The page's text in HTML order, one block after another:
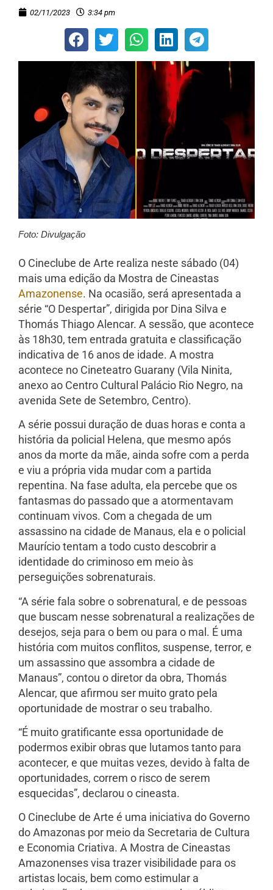
02/11/2023 3:34 pm
Foto: Divulgação
O Cineclube de Arte realiza neste sábado (04)
mais uma edição da Mostra de Cineastas
Amazonense. Na ocasião, será apresentada a
série “O Despertar”, dirigida por Dina Silva e
Thomás Thiago Alencar. A sessão, que acontece
às 18h30, tem entrada gratuita e classificação
indicativa de 16 anos de idade. A mostra
acontece no Cineteatro Guarany (Vila Ninita,
anexo ao Centro Cultural Palácio Rio Negro, na
avenida Sete de Setembro, Centro).
A série possui duração de duas horas e conta a
história da policial Helena, que mesmo após
anos da morte da mãe, ainda sofre com a perda
e viu a própria vida mudar com a partida
repentina. Na fase adulta, ela percebe que os
fantasmas do passado que a atormentavam
continuam vivos. Com a chegada de um
assassino na cidade de Manaus, ela e o policial
Maurício tentam a todo custo descobrir a
identidade do criminoso em meio às
perseguições sobrenaturais.
“A série fala sobre o sobrenatural, e de pessoas
que buscam nesse sobrenatural a realizações de
desejos, seja para o bem ou para o mal. É uma
história com muitos conflitos, suspense, terror, e
um assassino que assombra a cidade de
Manaus”, contou o diretor da obra, Thomás
Alencar, que afirmou ser muito grato pela
oportunidade de mostrar o seu trabalho.
“É muito gratificante essa oportunidade de
podermos exibir obras que lutamos tanto para
acontecer, e que muitas vezes, devido à falta de
oportunidades, correm o risco de serem
esquecidas”, declarou o cineasta.
O Cineclube de Arte é uma iniciativa do Governo
do Amazonas por meio da Secretaria de Cultura
e Economia Criativa. A Mostra de Cineastas
Amazonenses visa trazer visibilidade para os
artistas locais, bem como estimular a